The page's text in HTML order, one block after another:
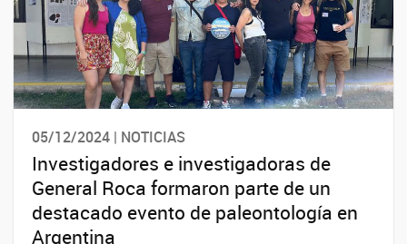
05/12/2024 | NOTICIAS
Investigadores e investigadoras de
General Roca formaron parte de un
destacado evento de paleontología en
Argentina